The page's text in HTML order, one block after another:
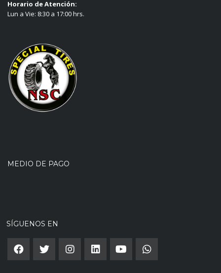
Horario de Atención:
Lun a Vie: 8:30 a 17:00 hrs.
MEDIO DE PAGO
SÍGUENOS EN